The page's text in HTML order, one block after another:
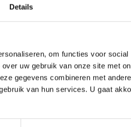
Details
om functies voor
uw gebruik van onze site met
gegevens combineren met
van hun services. U gaat
(al kun je wel met meer
zorgen dat je door de